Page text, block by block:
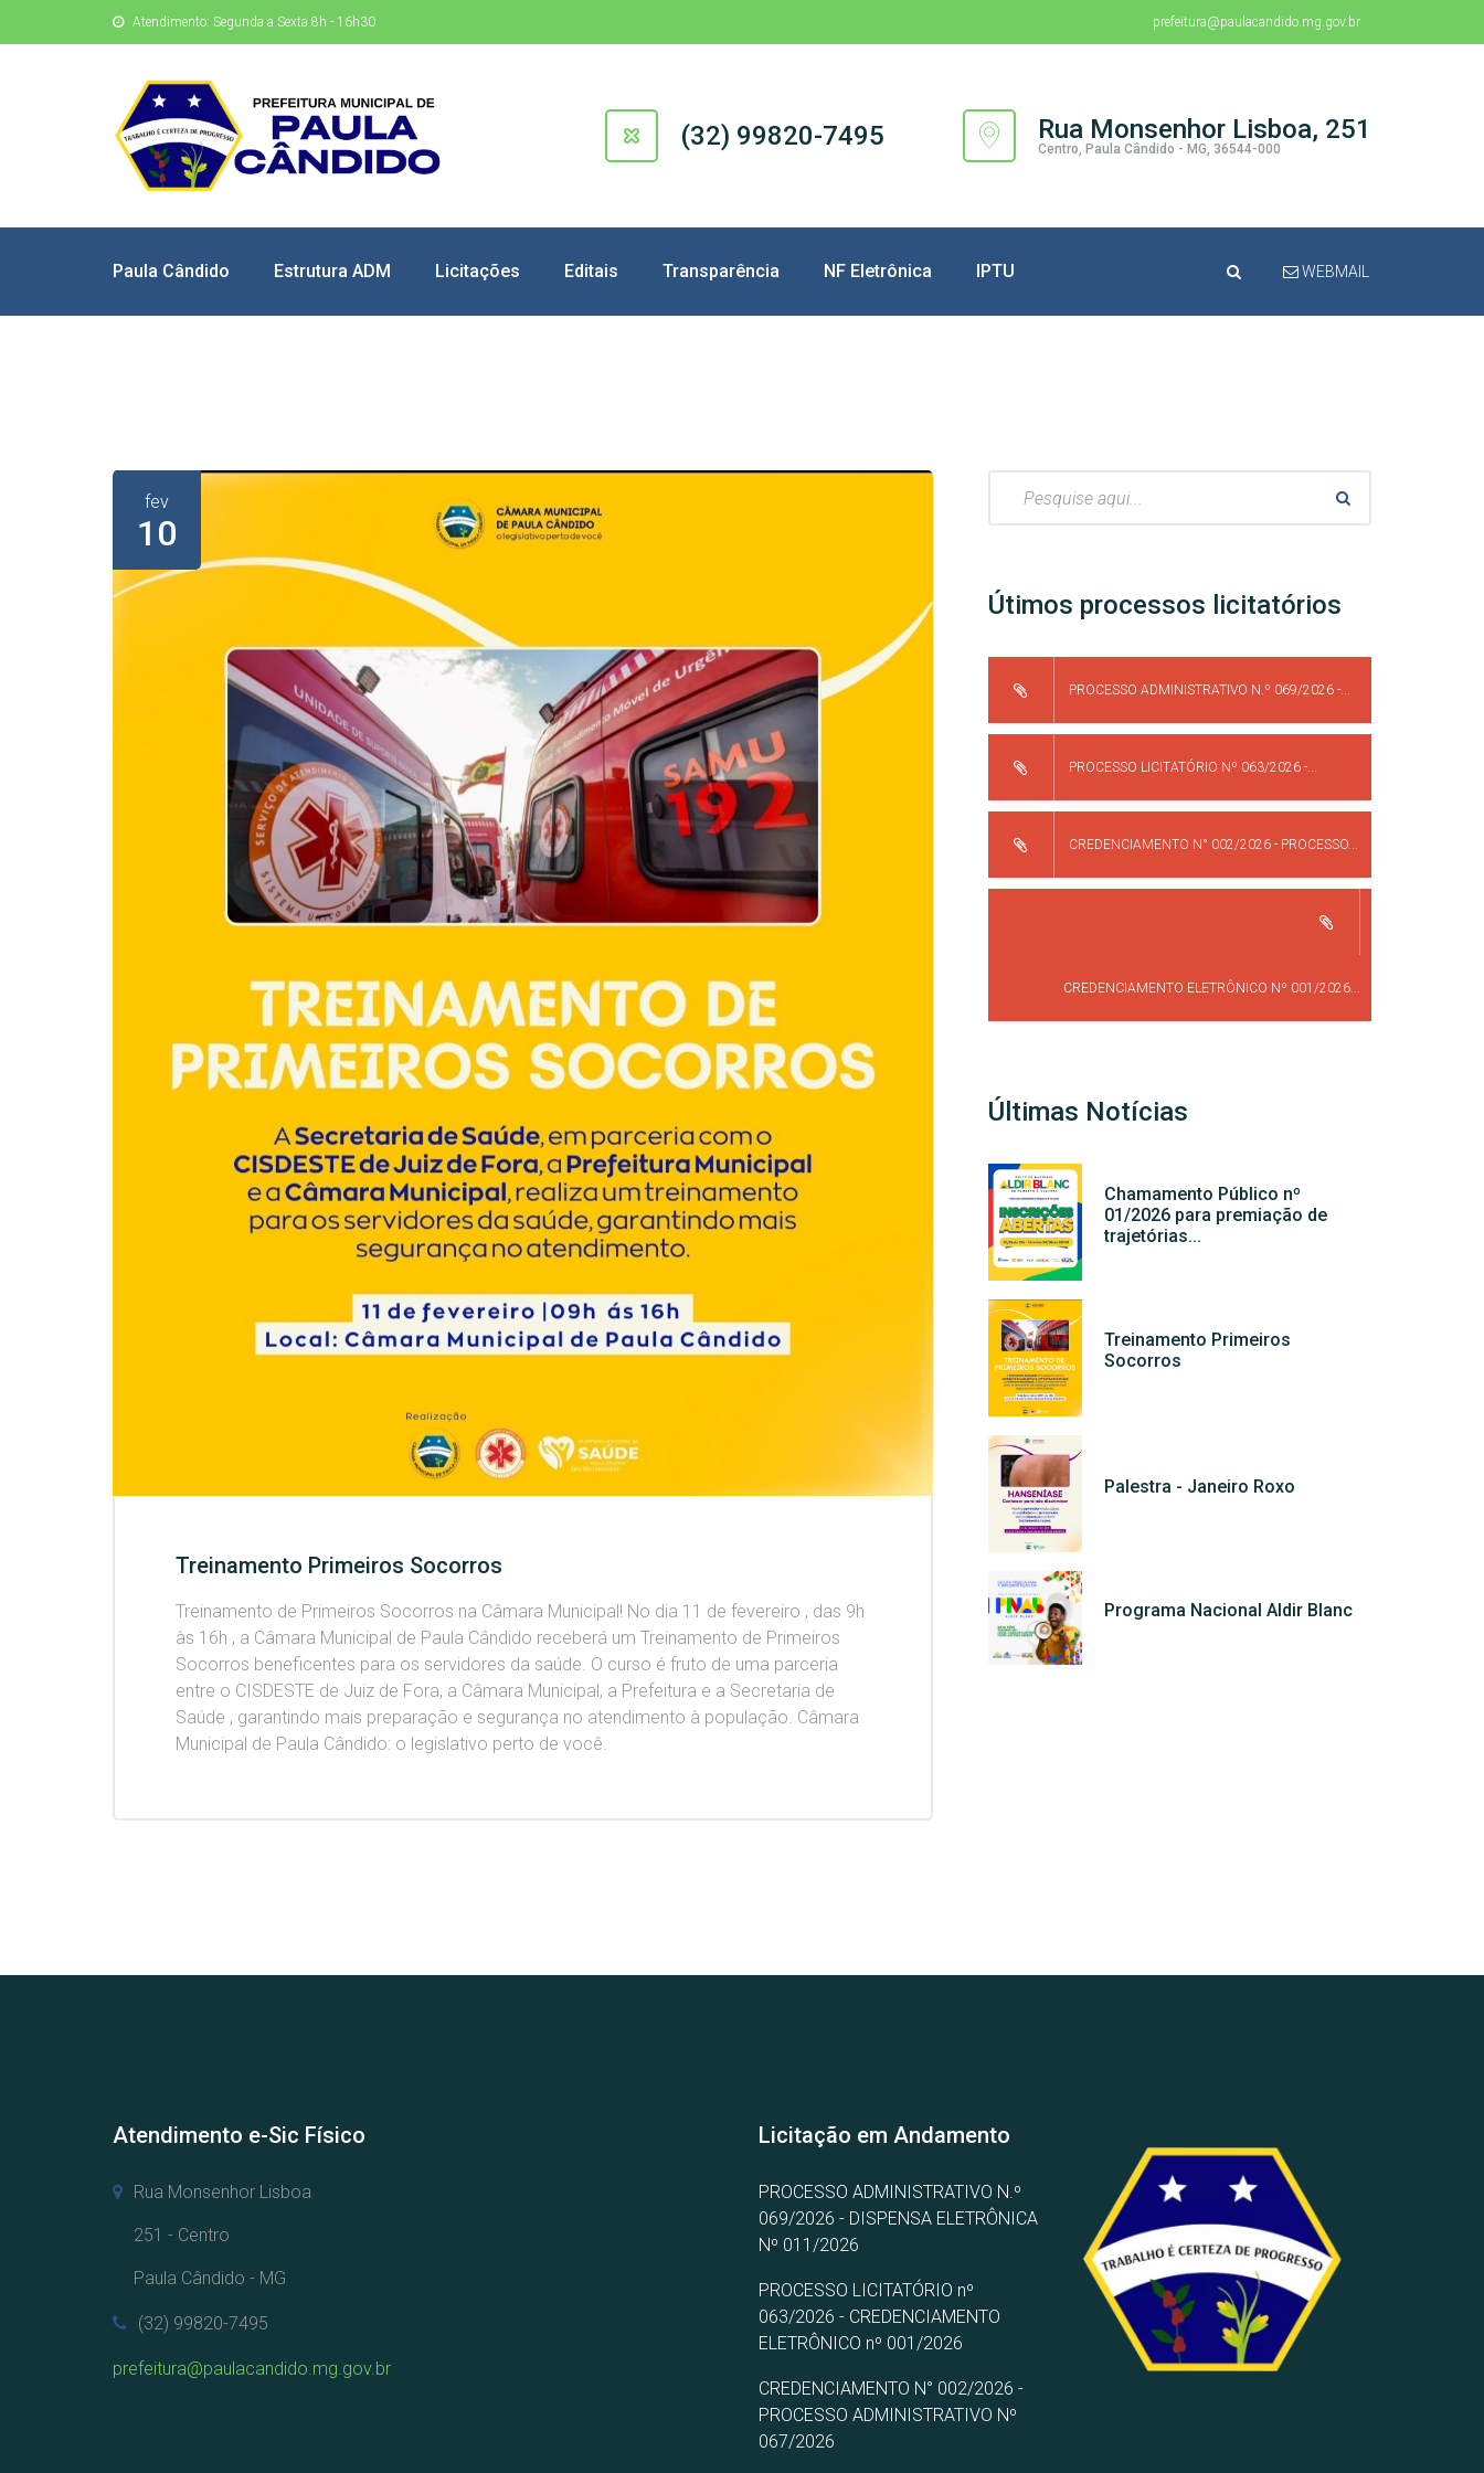
Atendimento: Segunda a Sexta 8h - 16h30 prefeitura@paulacandido.mg.gov.br
(32) 99820-7495 Rua Monsenhor Lisboa, 251
Centro, Paula Cândido - MG, 36544-000
Paula Cândido Estrutura ADM Licitações Editais Transparência NF Eletrônica IPTU WEBMAIL
fev
10
Treinamento Primeiros Socorros
Treinamento de Primeiros Socorros na Câmara Municipal! No dia 11 de fevereiro , das 9h
às 16h , a Câmara Municipal de Paula Cândido receberá um Treinamento de Primeiros
Socorros beneficentes para os servidores da saúde. O curso é fruto de uma parceria
entre o CISDESTE de Juiz de Fora, a Câmara Municipal, a Prefeitura e a Secretaria de
Saúde , garantindo mais preparação e segurança no atendimento à população. Câmara
Municipal de Paula Cândido: o legislativo perto de você.
Útimos processos licitatórios
PROCESSO ADMINISTRATIVO N.º 069/2026 -...
PROCESSO LICITATÓRIO Nº 063/2026 -...
CREDENCIAMENTO N° 002/2026 - PROCESSO...
CREDENCIAMENTO ELETRÔNICO Nº 001/2026...
Últimas Notícias
Chamamento Público nº
01/2026 para premiação de
trajetórias...
Treinamento Primeiros
Socorros
Palestra - Janeiro Roxo
Programa Nacional Aldir Blanc
Atendimento e-Sic Físico
Rua Monsenhor Lisboa
251 - Centro
Paula Cândido - MG
(32) 99820-7495
prefeitura@paulacandido.mg.gov.br
Licitação em Andamento
PROCESSO ADMINISTRATIVO N.º
069/2026 - DISPENSA ELETRÔNICA
Nº 011/2026
PROCESSO LICITATÓRIO nº
063/2026 - CREDENCIAMENTO
ELETRÔNICO nº 001/2026
CREDENCIAMENTO N° 002/2026 -
PROCESSO ADMINISTRATIVO Nº
067/2026